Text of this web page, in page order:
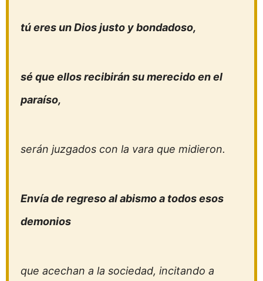
tú eres un Dios justo y bondadoso,
sé que ellos recibirán su merecido en el
paraíso,
serán juzgados con la vara que midieron.
Envía de regreso al abismo a todos esos
demonios
que acechan a la sociedad, incitando a